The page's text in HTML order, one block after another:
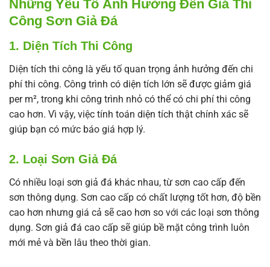
Những Yếu Tố Ảnh Hưởng Đến Giá Thi
Công Sơn Giả Đá
1. Diện Tích Thi Công
Diện tích thi công là yếu tố quan trọng ảnh hưởng đến chi
phí thi công. Công trình có diện tích lớn sẽ được giảm giá
per m², trong khi công trình nhỏ có thể có chi phí thi công
cao hơn. Vì vậy, việc tính toán diện tích thật chính xác sẽ
giúp bạn có mức báo giá hợp lý.
2. Loại Sơn Giả Đá
Có nhiều loại sơn giả đá khác nhau, từ sơn cao cấp đến
sơn thông dụng. Sơn cao cấp có chất lượng tốt hơn, độ bền
cao hơn nhưng giá cả sẽ cao hơn so với các loại sơn thông
dụng. Sơn giả đá cao cấp sẽ giúp bề mặt công trình luôn
mới mẻ và bền lâu theo thời gian.